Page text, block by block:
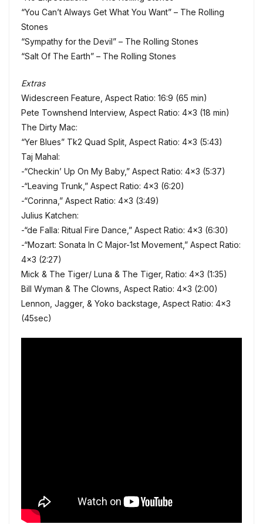
“You Can’t Always Get What You Want” – The Rolling
Stones
“Sympathy for the Devil” – The Rolling Stones
“Salt Of The Earth” – The Rolling Stones
Extras
Widescreen Feature, Aspect Ratio: 16:9 (65 min)
Pete Townshend Interview, Aspect Ratio: 4×3 (18 min)
The Dirty Mac:
“Yer Blues” Tk2 Quad Split, Aspect Ratio: 4×3 (5:43)
Taj Mahal:
-“Checkin’ Up On My Baby,” Aspect Ratio: 4×3 (5:37)
-“Leaving Trunk,” Aspect Ratio: 4×3 (6:20)
-“Corinna,” Aspect Ratio: 4×3 (3:49)
Julius Katchen:
-“de Falla: Ritual Fire Dance,” Aspect Ratio: 4×3 (6:30)
-“Mozart: Sonata In C Major-1st Movement,” Aspect Ratio:
4×3 (2:27)
Mick & The Tiger/ Luna & The Tiger, Ratio: 4×3 (1:35)
Bill Wyman & The Clowns, Aspect Ratio: 4×3 (2:00)
Lennon, Jagger, & Yoko backstage, Aspect Ratio: 4×3
(45sec)